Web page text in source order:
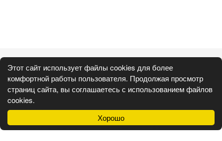
Хорошо
Этот сайт использует файлы cookies для более
комфортной работы пользователя. Продолжая просмотр
страниц сайта, вы соглашаетесь с использованием файлов
cookies.
Каталог Покупателям
8 (800) 350-31-30
mps.nsb@gmail.com
Наш канал в Telegram:
Наш канал в MAX: